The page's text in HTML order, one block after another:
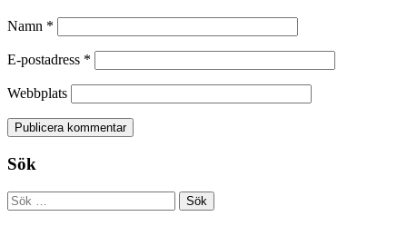
Namn *
E-postadress *
Webbplats
Sök
Sök
efter: